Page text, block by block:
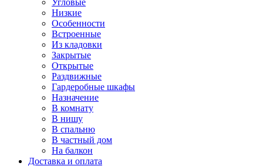
Угловые
Низкие
Особенности
Встроенные
Из кладовки
Закрытые
Открытые
Раздвижные
Гардеробные шкафы
Назначение
В комнату
В нишу
В спальню
В частный дом
На балкон
Доставка и оплата